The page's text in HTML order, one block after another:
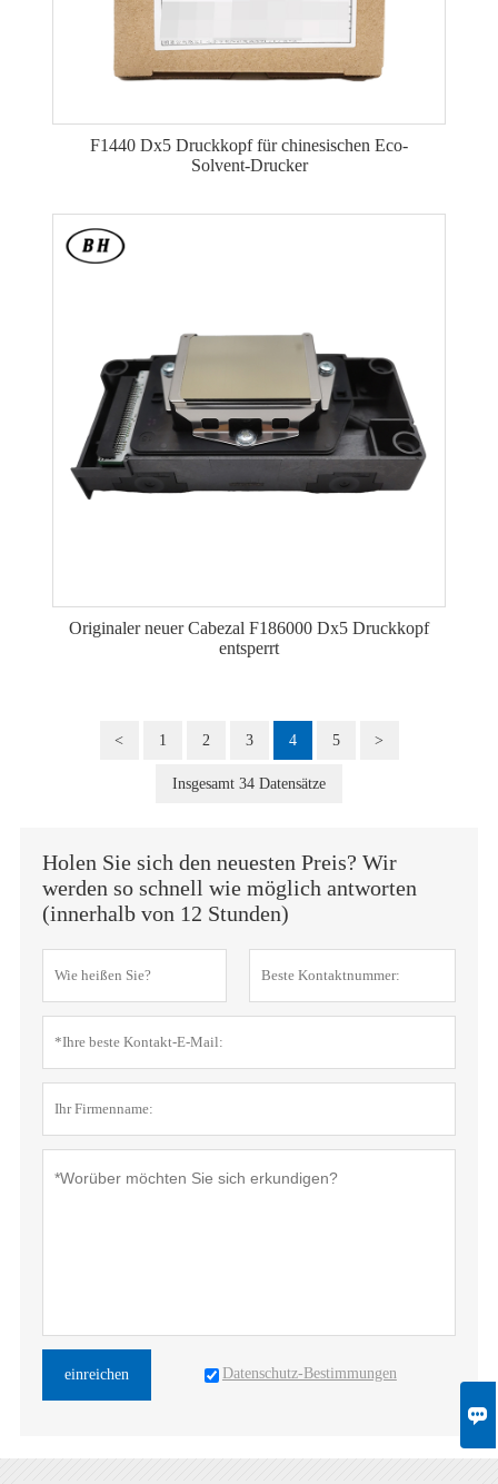

F1440 Dx5 Druckkopf für chinesischen Eco-
Solvent-Drucker
Originaler neuer Cabezal F186000 Dx5 Druckkopf
entsperrt
< 1 2 3 4 5 >
Insgesamt 34 Datensätze
Holen Sie sich den neuesten Preis? Wir
werden so schnell wie möglich antworten
(innerhalb von 12 Stunden)
einreichen Datenschutz-Bestimmungen